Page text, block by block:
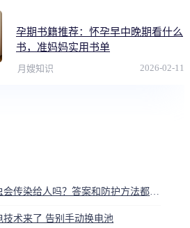
孕期书籍推荐：怀孕早中晚期看什么
书，准妈妈实用书单
月嫂知识 2026-02-11
狗狗身上的蜱虫会传染给人吗？答案和防护方法都在这
技术来了 告别手动换电池